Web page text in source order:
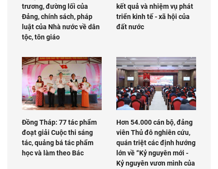
trương, đường lối của
Đảng, chính sách, pháp
luật của Nhà nước về dân
tộc, tôn giáo
kết quả và nhiệm vụ phát
triển kinh tế - xã hội của
đất nước
Đồng Tháp: 77 tác phẩm
đoạt giải Cuộc thi sáng
tác, quảng bá tác phẩm
học và làm theo Bác
Hơn 54.000 cán bộ, đảng
viên Thủ đô nghiên cứu,
quán triệt các định hướng
lớn về “Kỷ nguyên mới -
Kỷ nguyên vươn mình của